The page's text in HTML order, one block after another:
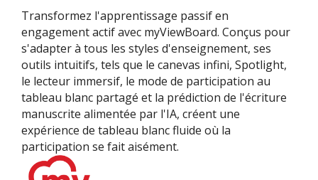
Transformez l'apprentissage passif en
engagement actif avec myViewBoard. Conçus pour
s'adapter à tous les styles d'enseignement, ses
outils intuitifs, tels que le canevas infini, Spotlight,
le lecteur immersif, le mode de participation au
tableau blanc partagé et la prédiction de l'écriture
manuscrite alimentée par l'IA, créent une
expérience de tableau blanc fluide où la
participation se fait aisément.